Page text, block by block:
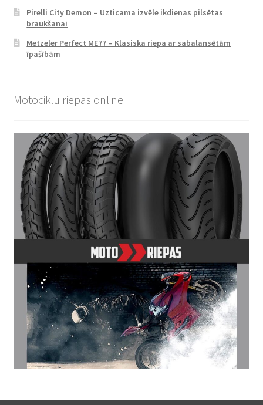
Pirelli City Demon – Uzticama izvēle ikdienas pilsētas
braukšanai
Metzeler Perfect ME77 – Klasiska riepa ar sabalansētām
īpašībām
Motociklu riepas online